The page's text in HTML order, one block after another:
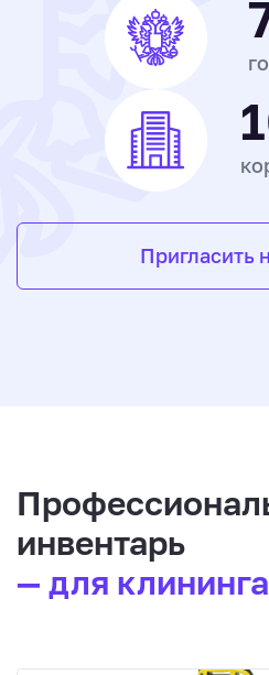
Пригласить
инвентарь
— для клининга